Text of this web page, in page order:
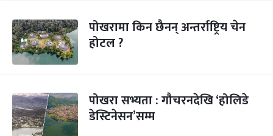
पोखरामा किन छैनन् अन्तर्राष्ट्रिय चेन
होटल ?
पोखरा सभ्यता : गौचरनदेखि ‘होलिडे
डेस्टिनेसन’सम्म